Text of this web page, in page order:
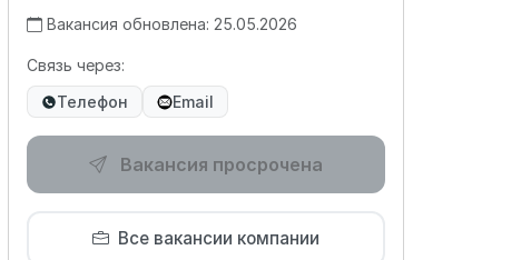
Вакансия обновлена: 25.05.2026
Связь через:
Телефон
Email
Вакансия просрочена
Все вакансии компании